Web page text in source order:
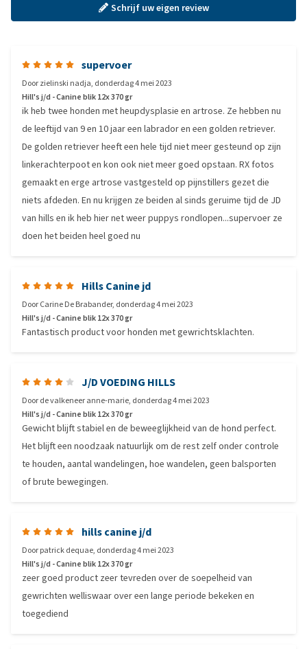
Schrijf uw eigen review
supervoer
Doorzielinski nadja, donderdag 4 mei 2023
Hill's j/d - Canine blik 12x 370 gr
ik heb twee honden met heupdysplasie en artrose. Ze hebben nu
de leeftijd van 9 en 10 jaar een labrador en een golden retriever.
De golden retriever heeft een hele tijd niet meer gesteund op zijn
linkerachterpoot en kon ook niet meer goed opstaan. RX fotos
gemaakt en erge artrose vastgesteld op pijnstillers gezet die
niets afdeden. En nu krijgen ze beiden al sinds geruime tijd de JD
van hills en ik heb hier net weer puppys rondlopen...supervoer ze
doen het beiden heel goed nu
Hills Canine jd
DoorCarine De Brabander, donderdag 4 mei 2023
Hill's j/d - Canine blik 12x 370 gr
Fantastisch product voor honden met gewrichtsklachten.
J/D VOEDING HILLS
Doorde valkeneer anne-marie, donderdag 4 mei 2023
Hill's j/d - Canine blik 12x 370 gr
Gewicht blijft stabiel en de beweeglijkheid van de hond perfect.
Het blijft een noodzaak natuurlijk om de rest zelf onder controle
te houden, aantal wandelingen, hoe wandelen, geen balsporten
of brute bewegingen.
hills canine j/d
Doorpatrick dequae, donderdag 4 mei 2023
Hill's j/d - Canine blik 12x 370 gr
zeer goed product zeer tevreden over de soepelheid van
gewrichten welliswaar over een lange periode bekeken en
toegediend